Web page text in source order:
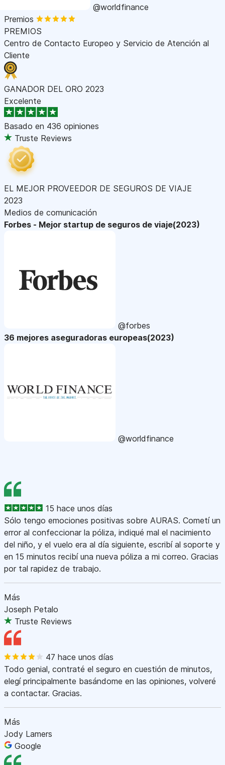
@worldfinance
Premios
PREMIOS
Centro de Contacto Europeo y Servicio de Atención al
Cliente
GANADOR DEL ORO 2023
Excelente
Basado en 436 opiniones
Truste Reviews
EL MEJOR PROVEEDOR DE SEGUROS DE VIAJE
2023
Medios de comunicación
Forbes - Mejor startup de seguros de viaje(2023)
@forbes
36 mejores aseguradoras europeas(2023)
@worldfinance
15 hace unos días
Sólo tengo emociones positivas sobre AURAS. Cometí un
error al confeccionar la póliza, indiqué mal el nacimiento
del niño, y el vuelo era al día siguiente, escribí al soporte y
en 15 minutos recibí una nueva póliza a mi correo. Gracias
por tal rapidez de trabajo.
Más
Joseph Petalo
Truste Reviews
47 hace unos días
Todo genial, contraté el seguro en cuestión de minutos,
elegí principalmente basándome en las opiniones, volveré
a contactar. Gracias.
Más
Jody Lamers
Google